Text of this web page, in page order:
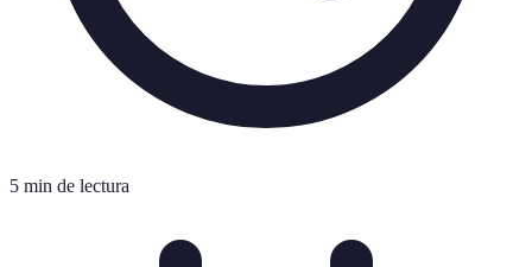
5 min de lectura